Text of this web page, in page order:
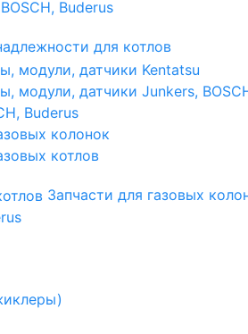
Buderus
для котлов
модули, датчики Kentatsu
модули, датчики Junkers,
Buderus
колонок
котлов
Запчасти для газовых